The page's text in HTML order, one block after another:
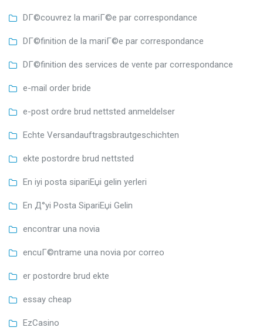
DГ©couvrez la mariГ©e par correspondance
DГ©finition de la mariГ©e par correspondance
DГ©finition des services de vente par correspondance
e-mail order bride
e-post ordre brud nettsted anmeldelser
Echte Versandauftragsbrautgeschichten
ekte postordre brud nettsted
En iyi posta sipariЕџi gelin yerleri
En Д°yi Posta SipariЕџi Gelin
encontrar una novia
encuГ©ntrame una novia por correo
er postordre brud ekte
essay cheap
EzCasino